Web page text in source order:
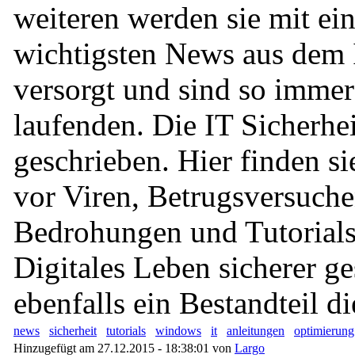
weiteren werden sie mit
wichtigsten News aus
versorgt und sind so
laufenden. Die IT
geschrieben. Hier finden
vor Viren,
Bedrohungen und
Digitales Leben sicherer
ebenfalls ein Bestandteil
news sicherheit tutorials windows it anleitungen
optimierung
Hinzugefügt am 27.12.2015 - 18:38:01 von Largo